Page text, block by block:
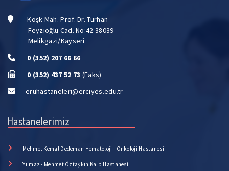
Köşk Mah. Prof. Dr. Turhan
Feyzioğlu Cad. No:42 38039
Melikgazi/Kayseri
0 (352) 207 66 66
0 (352) 437 52 73 (Faks)
eruhastaneleri@erciyes.edu.tr
Hastanelerimiz
Mehmet Kemal Dedeman Hematoloji - Onkoloji Hastanesi
Yılmaz - Mehmet Öztaşkın Kalp Hastanesi